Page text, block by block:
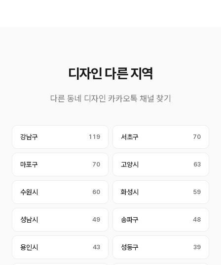
디자인 다른 지역
다른 동네 디자인 카카오톡 채널 찾기
강남구 119 서초구 70
마포구 70 고양시 63
수원시 60 화성시 59
성남시 49 송파구 48
용인시 43 성동구 39